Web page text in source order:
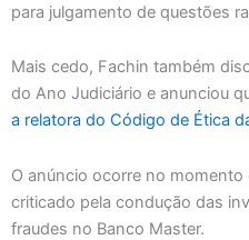
para julgamento de questões
Mais cedo, Fachin também
do Ano Judiciário e anunciou
a relatora do Código de Ética
O anúncio ocorre no
criticado pela condução das
fraudes no Banco Master.